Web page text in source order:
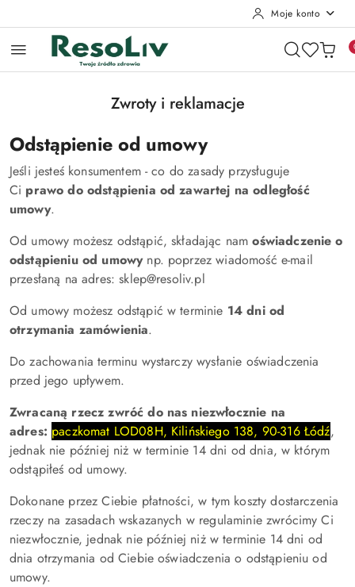
Moje konto
Zwroty i reklamacje
Odstąpienie od umowy
Jeśli jesteś konsumentem - co do zasady przysługuje
Ci prawo do odstąpienia od zawartej na odległość
umowy.
Od umowy możesz odstąpić, składając namoświadczenie o
odstąpieniu od umowynp. poprzez wiadomość e-mail
przesłaną na adres: sklep@resoliv.pl
Od umowy możesz odstąpić w terminie 14 dni od
otrzymania zamówienia.
Do zachowania terminu wystarczy wysłanie oświadczenia
przed jego upływem.
Zwracaną rzecz zwróć do nas niezwłocznie na
adres: paczkomat LOD08H, Kilińskiego 138, 90-316 Łódź,
jednak nie później niż w terminie 14 dni od dnia, w którym
odstąpiłeś od umowy.
Dokonane przez Ciebie płatności, w tym koszty dostarczenia
rzeczy na zasadach wskazanych w regulaminie zwrócimy Ci
niezwłocznie, jednak nie później niż w terminie 14 dni od
dnia otrzymania od Ciebie oświadczenia o odstąpieniu od
umowy.